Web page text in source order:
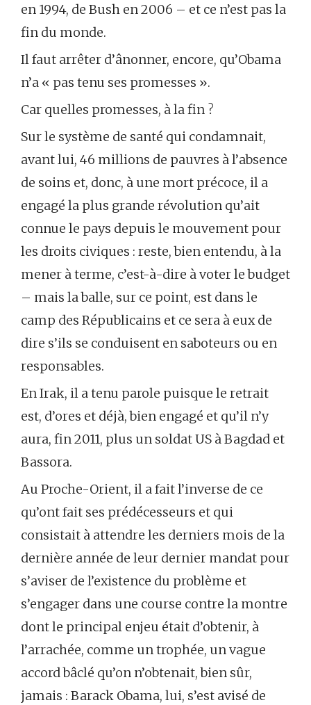
en 1994, de Bush en 2006 – et ce n’est pas la
fin du monde.
Il faut arrêter d’ânonner, encore, qu’Obama
n’a « pas tenu ses promesses ».
Car quelles promesses, à la fin ?
Sur le système de santé qui condamnait,
avant lui, 46 millions de pauvres à l’absence
de soins et, donc, à une mort précoce, il a
engagé la plus grande révolution qu’ait
connue le pays depuis le mouvement pour
les droits civiques : reste, bien entendu, à la
mener à terme, c’est-à-dire à voter le budget
– mais la balle, sur ce point, est dans le
camp des Républicains et ce sera à eux de
dire s’ils se conduisent en saboteurs ou en
responsables.
En Irak, il a tenu parole puisque le retrait
est, d’ores et déjà, bien engagé et qu’il n’y
aura, fin 2011, plus un soldat US à Bagdad et
Bassora.
Au Proche-Orient, il a fait l’inverse de ce
qu’ont fait ses prédécesseurs et qui
consistait à attendre les derniers mois de la
dernière année de leur dernier mandat pour
s’aviser de l’existence du problème et
s’engager dans une course contre la montre
dont le principal enjeu était d’obtenir, à
l’arrachée, comme un trophée, un vague
accord bâclé qu’on n’obtenait, bien sûr,
jamais : Barack Obama, lui, s’est avisé de